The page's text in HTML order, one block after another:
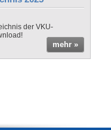
der VKU-
mehr »